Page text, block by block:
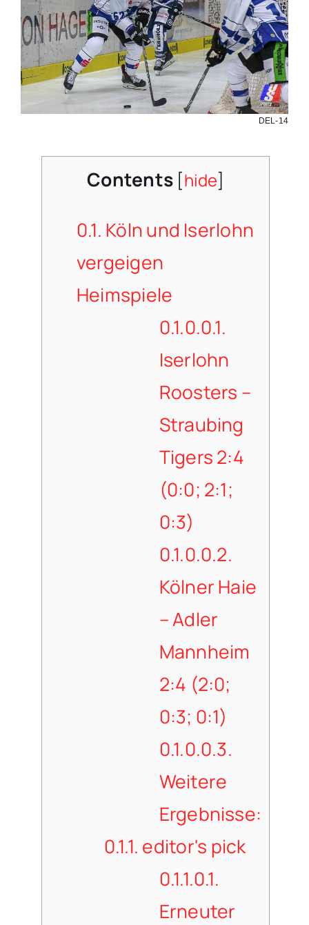
DEL-14
Contents [hide]
0.1. Köln und Iserlohn
vergeigen
Heimspiele
0.1.0.0.1.
Iserlohn
Roosters –
Straubing
Tigers 2:4
(0:0; 2:1;
0:3)
0.1.0.0.2.
Kölner Haie
– Adler
Mannheim
2:4 (2:0;
0:3; 0:1)
0.1.0.0.3.
Weitere
Ergebnisse:
0.1.1. editor's pick
0.1.1.0.1.
Erneuter